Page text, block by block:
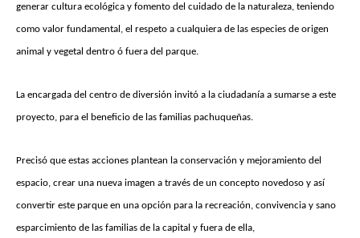
generar cultura ecológica y fomento del cuidado de la naturaleza, teniendo
como valor fundamental, el respeto a cualquiera de las especies de origen
animal y vegetal dentro ó fuera del parque.
La encargada del centro de diversión invitó a la ciudadanía a sumarse a este
proyecto, para el beneficio de las familias pachuqueñas.
Precisó que estas acciones plantean la conservación y mejoramiento del
espacio, crear una nueva imagen a través de un concepto novedoso y así
convertir este parque en una opción para la recreación, convivencia y sano
esparcimiento de las familias de la capital y fuera de ella,